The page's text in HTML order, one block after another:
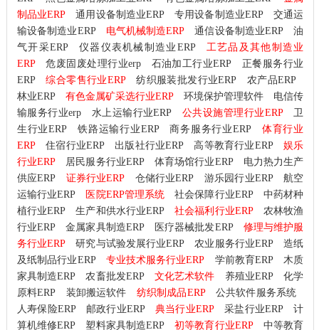
制品业ERP
通用设备制造业ERP 专用设备制造业ERP
交通运
输设备制造业ERP
电气机械制造ERP 通信设备制造业ERP
油
气开采ERP
仪器仪表机械制造业ERP
工艺品及其他制造业
ERP
危废固废处理行业erp 石油加工行业ERP
正餐服务行业
ERP
综合零售行业ERP 纺织服装批发行业ERP
农产品ERP
林业ERP
有色金属矿采选行业ERP 环境保护管理软件
电信传
输服务行业erp
水上运输行业ERP 公共设施管理行业ERP
卫
生行业ERP
铁路运输行业ERP 商务服务行业ERP
体育行业
ERP
住宿行业ERP 出版社行业ERP 高等教育行业ERP
娱乐
行业ERP
居民服务行业ERP 体育场馆行业ERP
电力热力生产
供应ERP
证券行业ERP 仓储行业ERP 游乐园行业ERP
航空
运输行业ERP
医院ERP管理系统 社会保障行业ERP
中药材种
植行业ERP
生产和供水行业ERP 社会福利行业ERP
农林牧渔
行业ERP
金属家具制造ERP 医疗器械批发ERP
修理与维护服
务行业ERP
研究与试验发展行业ERP 农业服务行业ERP
造纸
及纸制品行业ERP
专业技术服务行业ERP 学前教育ERP
木质
家具制造ERP
农畜批发ERP 文化艺术软件 养殖业ERP
化学
原料ERP
装卸搬运软件 纺织制成品ERP
公共软件服务系统
人寿保险ERP
邮政行业ERP 典当行业ERP 采盐行业ERP
计
算机维修ERP
塑料家具制造ERP 初等教育行业ERP 中等教育